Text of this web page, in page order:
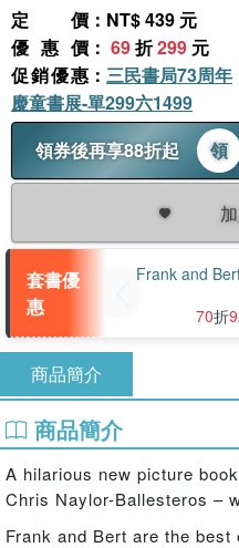
定價 ：NT$ 439 元
優惠價 ： 69折299 元
促銷優惠 ： 三民書局73周年
慶童書展-單299六1499
領券後再享88折起
領
套書優
惠
Frank and
70折
商品簡介
商品簡介
A hilarious new picture
Chris Naylor-Ballesteros –
Frank and Bert are the